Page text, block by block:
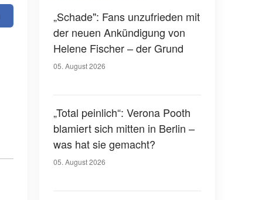
„Schade": Fans unzufrieden mit
der neuen Ankündigung von
Helene Fischer – der Grund
05. August 2026
„Total peinlich“: Verona Pooth
blamiert sich mitten in Berlin –
was hat sie gemacht?
05. August 2026